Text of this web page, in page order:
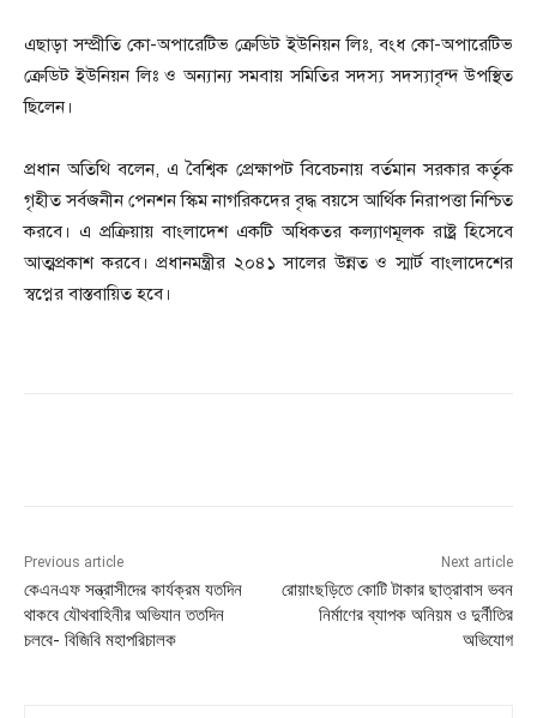
এছাড়া সম্প্রীতি কো-অপারেটিভ ক্রেডিট ইউনিয়ন লিঃ, বংধ কো-অপারেটিভ
ক্রেডিট ইউনিয়ন লিঃ ও অন্যান্য সমবায় সমিতির সদস্য সদস্যাবৃন্দ উপস্থিত
ছিলেন।
প্রধান অতিথি বলেন, এ বৈশ্বিক প্রেক্ষাপট বিবেচনায় বর্তমান সরকার কর্তৃক
গৃহীত সর্বজনীন পেনশন স্কিম নাগরিকদের বৃদ্ধ বয়সে আর্থিক নিরাপত্তা নিশ্চিত
করবে। এ প্রক্রিয়ায় বাংলাদেশ একটি অধিকতর কল্যাণমূলক রাষ্ট্র হিসেবে
আত্মপ্রকাশ করবে। প্রধানমন্ত্রীর ২০৪১ সালের উন্নত ও স্মার্ট বাংলাদেশের
স্বপ্নের বাস্তবায়িত হবে।
Previous article
কেএনএফ সন্ত্রাসীদের কার্যক্রম যতদিন
থাকবে যৌথবাহিনীর অভিযান ততদিন
চলবে- বিজিবি মহাপরিচালক
Next article
রোয়াংছড়িতে কোটি টাকার ছাত্রাবাস ভবন
নির্মাণের ব্যাপক অনিয়ম ও দুর্নীতির
অভিযোগ